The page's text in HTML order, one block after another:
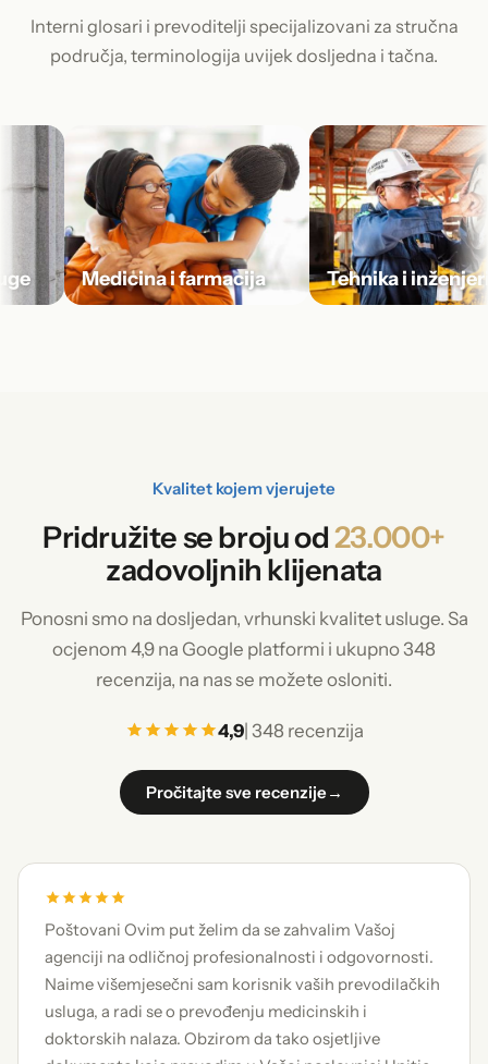
Interni glosari i prevoditelji specijalizovani za stručna
područja, terminologija uvijek dosljedna i tačna.
Medicina i farmacija Tehnika i
Poštovani Ovim put želim da se zahvalim Vašoj
agenciji na odličnoj profesionalnosti i odgovornosti.
Naime višemjesečni sam korisnik vaših prevodilačkih
usluga, a radi se o prevođenju medicinskih i
doktorskih nalaza. Obzirom da tako osjetljive
Kvalitet kojem vjerujete
Pridružite se broju od23.000+
zadovoljnih klijenata
Ponosni smo na dosljedan, vrhunski kvalitet usluge. Sa
ocjenom 4,9 na Google platformi i ukupno 348
recenzija, na nas se možete osloniti.
4,9| 348 recenzija
Pročitajte sve recenzije →